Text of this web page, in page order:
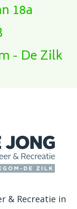
18a
- De Zilk
& Recreatie in